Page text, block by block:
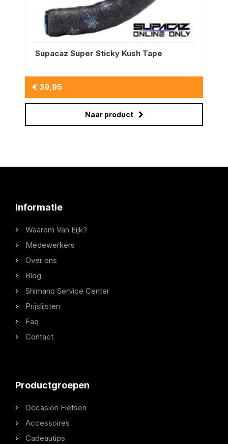
Supacaz Super Sticky Kush Tape
€ 39,95
Naar product
Informatie
Waarom Van Eijk?
Medewerkers
Over ons
Blog
Shimano Service Center
Prijslijsten
Faq
Contact
Productgroepen
Occasion Fietsen
Accessoires
Cadeautips